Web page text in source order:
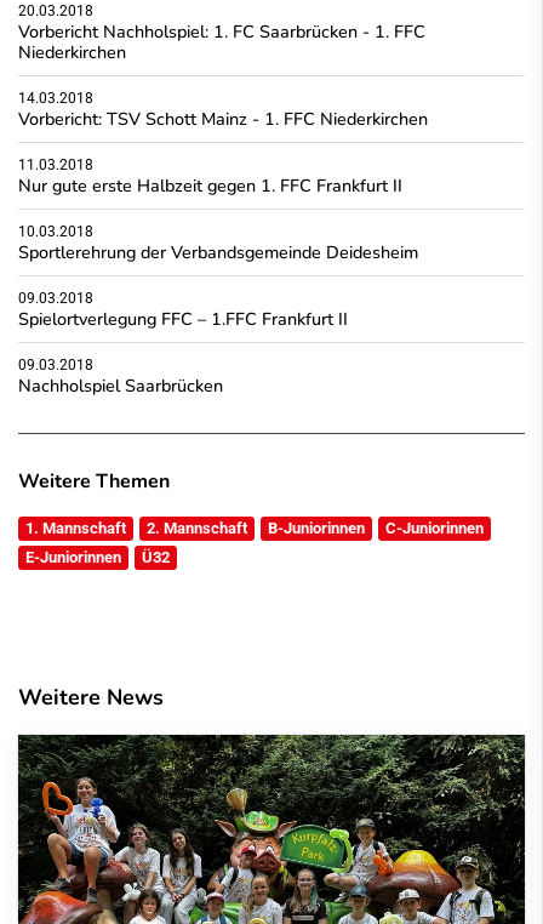
20.03.2018
Vorbericht Nachholspiel: 1. FC Saarbrücken - 1. FFC
Niederkirchen
14.03.2018
Vorbericht: TSV Schott Mainz - 1. FFC Niederkirchen
11.03.2018
Nur gute erste Halbzeit gegen 1. FFC Frankfurt II
10.03.2018
Sportlerehrung der Verbandsgemeinde Deidesheim
09.03.2018
Spielortverlegung FFC – 1.FFC Frankfurt II
09.03.2018
Nachholspiel Saarbrücken
Weitere Themen
1. Mannschaft 2. Mannschaft B-Juniorinnen
C-Juniorinnen
E-Juniorinnen
Ü32
Weitere News